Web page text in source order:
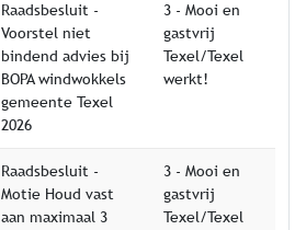
Raadsbesluit -
Voorstel niet
bindend advies bij
BOPA windwokkels
gemeente Texel
2026
3 - Mooi en
gastvrij
Texel/Texel
werkt!
Raadsbesluit -
Motie Houd vast
aan maximaal 3
3 - Mooi en
gastvrij
Texel/Texel